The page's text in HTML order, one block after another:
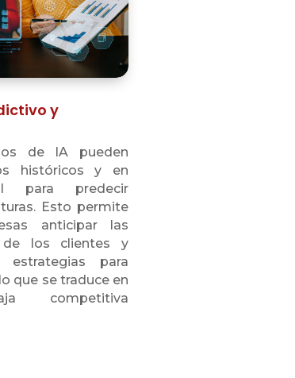
y
de IA pueden
históricos y en
para predecir
Esto permite
anticipar las
de los clientes y
estrategias para
que se traduce en
competitiva